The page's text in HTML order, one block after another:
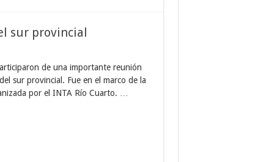
sur provincial
de una importante reunión
sur provincial. Fue en el marco de la
por el INTA Río Cuarto. …